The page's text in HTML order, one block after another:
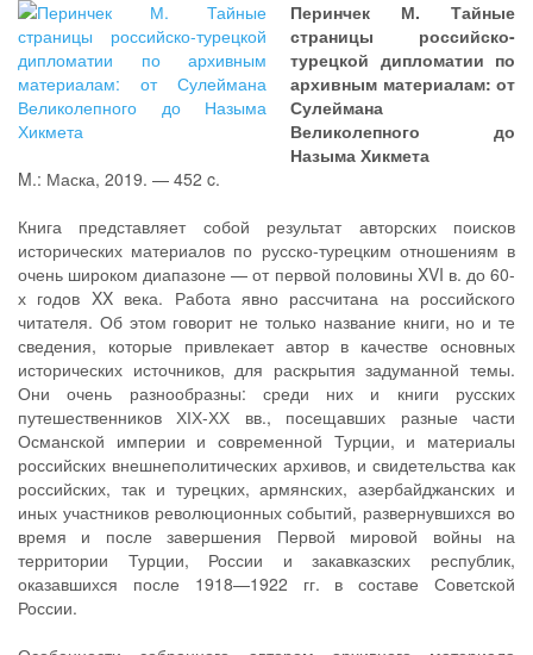
Перинчек М. Тайные
страницы российско-
турецкой дипломатии по
архивным материалам: от
Сулеймана
Великолепного до
Назыма Хикмета
M.: Маска, 2019. — 452 c.
Книга представляет собой результат авторских поисков
исторических материалов по русско-турецким отношениям в
очень широком диапазоне — от первой половины XVI в. до 60-
х годов XX века. Работа явно рассчитана на российского
читателя. Об этом говорит не только название книги, но и те
сведения, которые привлекает автор в качестве основных
исторических источников, для раскрытия задуманной темы.
Они очень разнообразны: среди них и книги русских
путешественников ХІХ-ХХ вв., посещавших разные части
Османской империи и современной Турции, и материалы
российских внешнеполитических архивов, и свидетельства как
российских, так и турецких, армянских, азербайджанских и
иных участников революционных событий, развернувшихся во
время и после завершения Первой мировой войны на
территории Турции, России и закавказских республик,
оказавшихся после 1918—1922 гг. в составе Советской
России.